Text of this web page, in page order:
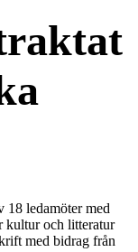
18 ledamöter med
kultur och litteratur
med bidrag från